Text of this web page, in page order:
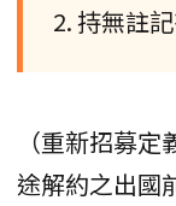
2. 持無註
（重新招募
途解約之出國